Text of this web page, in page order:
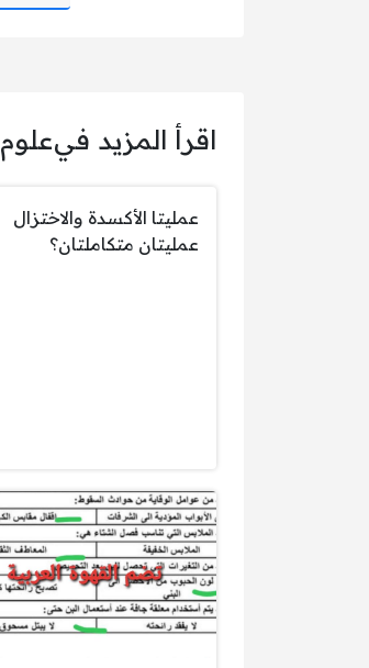
اقرأ المزيد فيعلوم
عمليتا الأكسدة والاختزال
عمليتان متكاملتان؟